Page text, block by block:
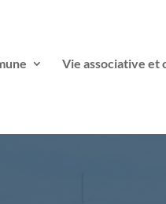
Vie associative et